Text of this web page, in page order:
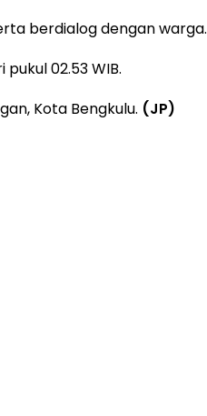
berdialog dengan warga.
02.53 WIB.
Kota Bengkulu. (JP)